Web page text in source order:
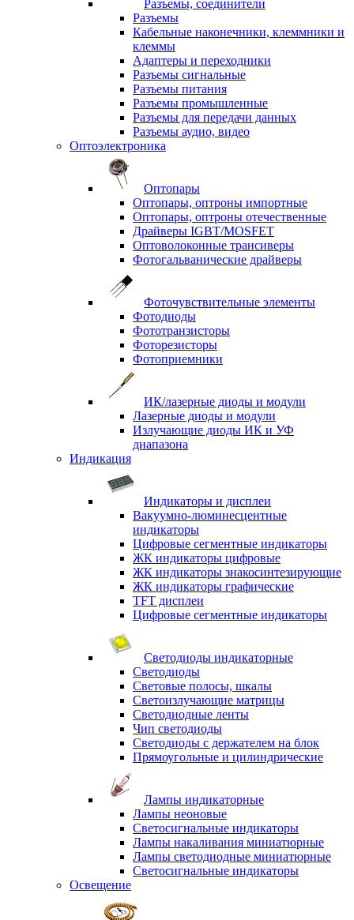
Разъемы, соединители
Разъемы
Кабельные наконечники, клеммники и
клеммы
Адаптеры и переходники
Разъемы сигнальные
Разъемы питания
Разъемы промышленные
Разъемы для передачи данных
Разъемы аудио, видео
Оптоэлектроника
Оптопары
Оптопары, оптроны импортные
Оптопары, оптроны отечественные
Драйверы IGBT/MOSFET
Оптоволоконные трансиверы
Фотогальванические драйверы
Фоточувствительные элементы
Фотодиоды
Фототранзисторы
Фоторезисторы
Фотоприемники
ИК/лазерные диоды и модули
Лазерные диоды и модули
Излучающие диоды ИК и УФ
диапазона
Индикация
Индикаторы и дисплеи
Вакуумно-люминесцентные
индикаторы
Цифровые сегментные индикаторы
ЖК индикаторы цифровые
ЖК индикаторы знакосинтезирующие
ЖК индикаторы графические
TFT дисплеи
Цифровые сегментные индикаторы
Светодиоды индикаторные
Светодиоды
Световые полосы, шкалы
Светоизлучающие матрицы
Светодиодные ленты
Чип светодиоды
Светодиоды с держателем на блок
Прямоугольные и цилиндрические
Лампы индикаторные
Лампы неоновые
Светосигнальные индикаторы
Лампы накаливания миниатюрные
Лампы светодиодные миниатюрные
Светосигнальные индикаторы
Освещение